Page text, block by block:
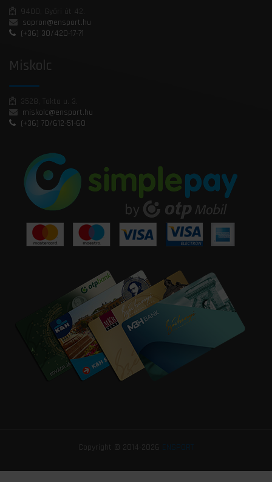
9400, Győri út 42.
sopron@ensport.hu
(+36) 30/420-17-71
Miskolc
3528, Takta u. 3.
miskolc@ensport.hu
(+36) 70/612-51-60
Copyright © 2014-2026 ENSPORT